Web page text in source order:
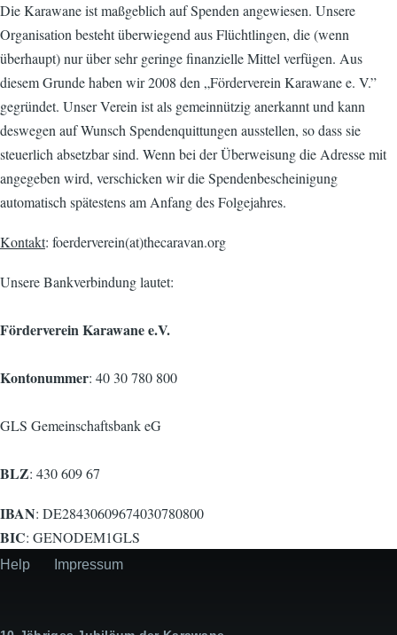
Die Karawane ist maßgeblich auf Spenden angewiesen. Unsere
Organisation besteht überwiegend aus Flüchtlingen, die (wenn
überhaupt) nur über sehr geringe finanzielle Mittel verfügen. Aus
diesem Grunde haben wir 2008 den „Förderverein Karawane e. V.”
gegründet. Unser Verein ist als gemeinnützig anerkannt und kann
deswegen auf Wunsch Spendenquittungen ausstellen, so dass sie
steuerlich absetzbar sind. Wenn bei der Überweisung die Adresse mit
angegeben wird, verschicken wir die Spendenbescheinigung
automatisch spätestens am Anfang des Folgejahres.
Kontakt: foerderverein(at)thecaravan.org
Unsere Bankverbindung lautet:
Förderverein Karawane e.V.
Kontonummer: 40 30 780 800
GLS Gemeinschaftsbank eG
BLZ: 430 609 67
IBAN: DE28430609674030780800
BIC: GENODEM1GLS
Secondary
Help Impressum